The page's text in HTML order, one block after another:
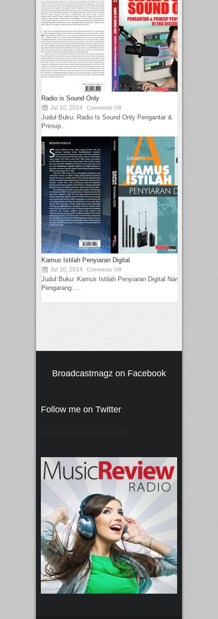
Radio is Sound Only
Jul 10, 2014 Comments Off
Judul Buku: Radio Is Sound Only Pengantar &
Prinsip...
Kamus Istilah Penyiaran Digital
Jul 10, 2014 Comments Off
Judul Buku: Kamus Istilah Penyiaran Digital Nama
Pengarang:...
Broadcastmagz on Facebook
Follow me on Twitter